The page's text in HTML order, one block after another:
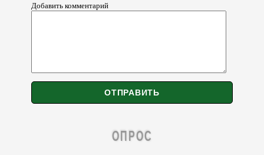
Добавить комментарий
ОПРОС